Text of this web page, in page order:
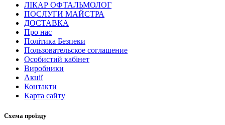
ЛІКАР ОФТАЛЬМОЛОГ
ПОСЛУГИ МАЙСТРА
ДОСТАВКА
Про нас
Політика Безпеки
Пользовательское соглашение
Особистий кабінет
Виробники
Акції
Контакти
Карта сайту
Схема проїзду